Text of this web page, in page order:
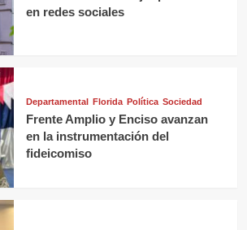
en redes sociales
Departamental Florida Política Sociedad
Frente Amplio y Enciso avanzan
en la instrumentación del
fideicomiso